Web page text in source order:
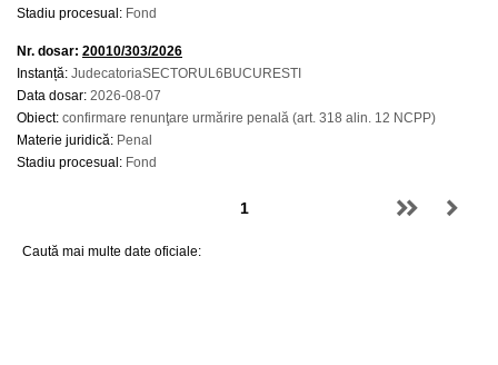
Stadiu procesual: Fond
Nr. dosar: 20010/303/2026
Instanță: JudecatoriaSECTORUL6BUCURESTI
Data dosar: 2026-08-07
Obiect: confirmare renunţare urmărire penală (art. 318 alin. 12 NCPP)
Materie juridică: Penal
Stadiu procesual: Fond
Caută mai multe date oficiale: